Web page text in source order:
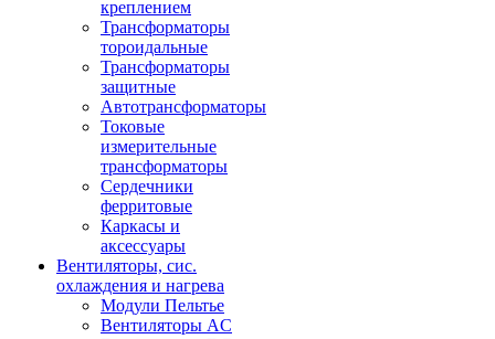
креплением
Трансформаторы
тороидальные
Трансформаторы
защитные
Автотрансформаторы
Токовые
измерительные
трансформаторы
Сердечники
ферритовые
Каркасы и
аксессуары
Вентиляторы, сис.
охлаждения и нагрева
Модули Пельтье
Вентиляторы AC